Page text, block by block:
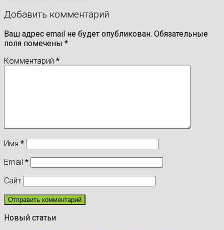
Добавить комментарий
Ваш адрес email не будет опубликован. Обязательные
поля помечены *
Комментарий *
Имя *
Email *
Сайт
Новый статьи